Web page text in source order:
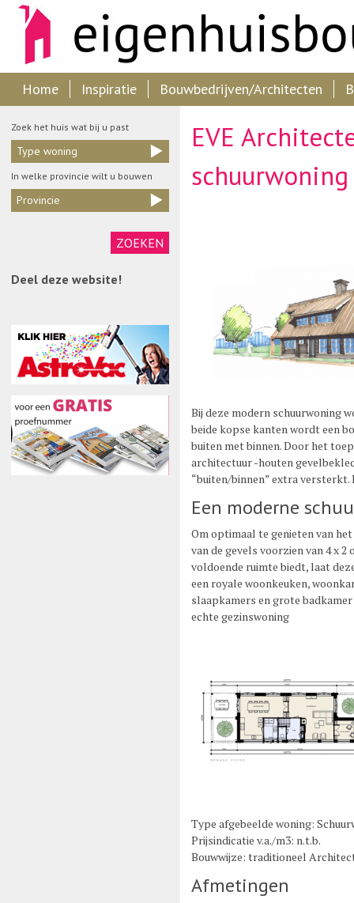
Home Inspiratie Bouwbedrijven/Architecten
Zoek het huis wat bij u past
Type woning
In welke provincie wilt u bouwen
Provincie
Deel deze website!
EVE
schuurwoning
Bij deze modern schuurwoning
beide kopse kanten wordt een
buiten met binnen. Door het
architectuur -houten
“buiten/binnen” extra
Een moderne
Om optimaal te genieten van
van de gevels voorzien van 4 x
voldoende ruimte biedt, laat
een royale woonkeuken,
slaapkamers en grote
echte gezinswoning
Type afgebeelde woning:
Prijsindicatie v.a./m3: n.t.b.
Bouwwijze: traditioneel
Afmetingen